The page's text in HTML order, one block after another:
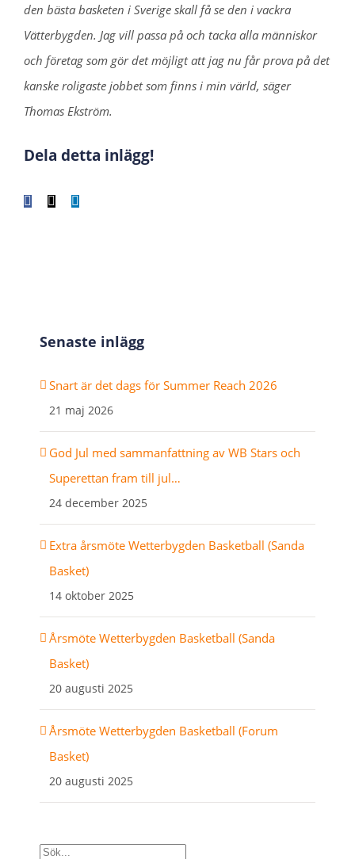
den bästa basketen i Sverige skall få se den i vackra
Vätterbygden. Jag vill passa på och tacka alla människor
och företag som gör det möjligt att jag nu får prova på det
kanske roligaste jobbet som finns i min värld, säger
Thomas Ekström.
Dela detta inlägg!
Facebook
Senaste inlägg
Snart är det dags för Summer Reach 2026
21 maj 2026
God Jul med sammanfattning av WB Stars och
Superettan fram till jul…
24 december 2025
Extra årsmöte Wetterbygden Basketball (Sanda
Basket)
14 oktober 2025
Årsmöte Wetterbygden Basketball (Sanda
Basket)
20 augusti 2025
Årsmöte Wetterbygden Basketball (Forum
Basket)
20 augusti 2025
Sök